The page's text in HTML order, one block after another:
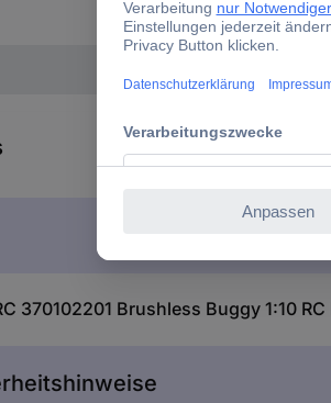
370102201 Brushless Buggy 1:10